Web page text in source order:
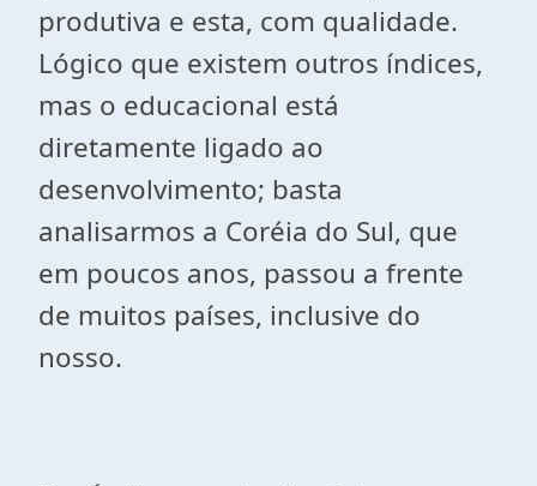
produtiva e esta, com qualidade.
Lógico que existem outros índices,
mas o educacional está
diretamente ligado ao
desenvolvimento; basta
analisarmos a Coréia do Sul, que
em poucos anos, passou a frente
de muitos países, inclusive do
nosso.